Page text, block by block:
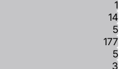
1
14
5
177
5
3